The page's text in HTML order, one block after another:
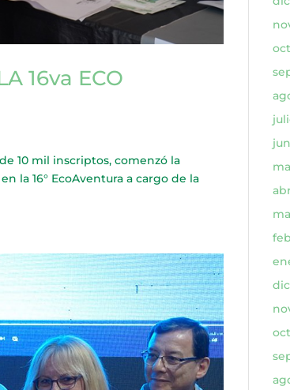
16va ECO
de 10 mil inscriptos, comenzó la
la 16° EcoAventura a cargo de la